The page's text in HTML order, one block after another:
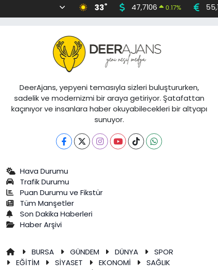
33° 47,7106 0.17%
DeerAjans, yepyeni temasıyla sizleri buluştururken,
sadelik ve modernizmi bir araya getiriyor. Şatafattan
kaçınıyor ve insanlara haber okuyabilecekleri bir altyapı
sunuyor.
Hava Durumu
Trafik Durumu
Puan Durumu ve Fikstür
Tüm Manşetler
Son Dakika Haberleri
Haber Arşivi
BURSA GÜNDEM DÜNYA
SPOR
EĞİTİM
SİYASET EKONOMİ
SAĞLIK